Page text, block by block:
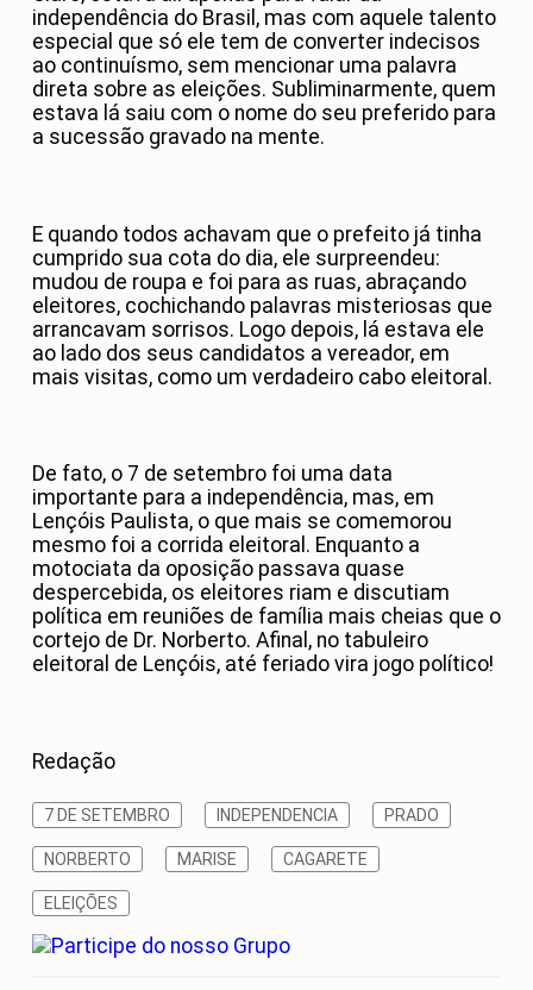
independência do Brasil, mas com aquele talento
especial que só ele tem de converter indecisos
ao continuísmo, sem mencionar uma palavra
direta sobre as eleições. Subliminarmente, quem
estava lá saiu com o nome do seu preferido para
a sucessão gravado na mente.
E quando todos achavam que o prefeito já tinha
cumprido sua cota do dia, ele surpreendeu:
mudou de roupa e foi para as ruas, abraçando
eleitores, cochichando palavras misteriosas que
arrancavam sorrisos. Logo depois, lá estava ele
ao lado dos seus candidatos a vereador, em
mais visitas, como um verdadeiro cabo eleitoral.
De fato, o 7 de setembro foi uma data
importante para a independência, mas, em
Lençóis Paulista, o que mais se comemorou
mesmo foi a corrida eleitoral. Enquanto a
motociata da oposição passava quase
despercebida, os eleitores riam e discutiam
política em reuniões de família mais cheias que o
cortejo de Dr. Norberto. Afinal, no tabuleiro
eleitoral de Lençóis, até feriado vira jogo político!
Redação
7 DE SETEMBRO INDEPENDENCIA PRADO
NORBERTO MARISE CAGARETE
ELEIÇÕES